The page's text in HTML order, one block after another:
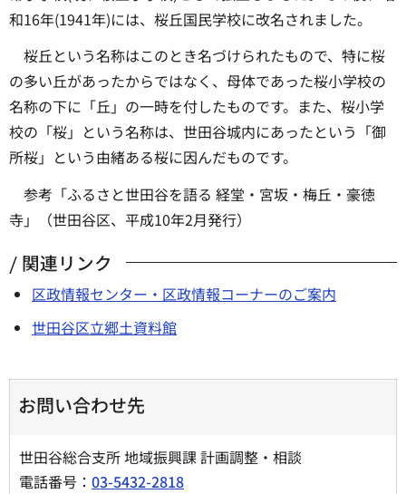
和16年(1941年)には、桜丘国民学校に改名されました。
桜丘という名称はこのとき名づけられたもので、特に桜
の多い丘があったからではなく、母体であった桜小学校の
名称の下に「丘」の一時を付したものです。また、桜小学
校の「桜」という名称は、世田谷城内にあったという「御
所桜」という由緒ある桜に因んだものです。
参考「ふるさと世田谷を語る 経堂・宮坂・梅丘・豪徳
寺」（世田谷区、平成10年2月発行）
関連リンク
区政情報センター・区政情報コーナーのご案内
世田谷区立郷土資料館
お問い合わせ先
世田谷総合支所 地域振興課 計画調整・相談
電話番号： 03-5432-2818